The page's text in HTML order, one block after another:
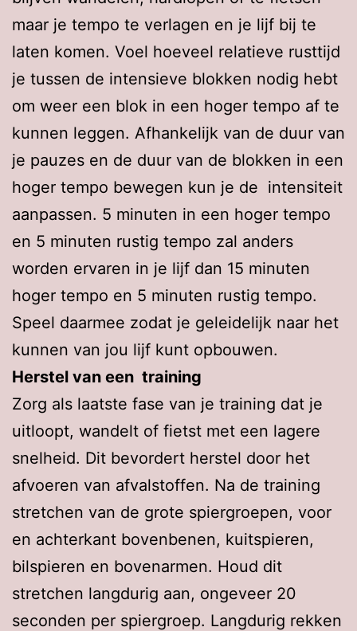
maar je tempo te verlagen en je lijf bij te
laten komen. Voel hoeveel relatieve rusttijd
je tussen de intensieve blokken nodig hebt
om weer een blok in een hoger tempo af te
kunnen leggen. Afhankelijk van de duur van
je pauzes en de duur van de blokken in een
hoger tempo bewegen kun je de intensiteit
aanpassen. 5 minuten in een hoger tempo
en 5 minuten rustig tempo zal anders
worden ervaren in je lijf dan 15 minuten
hoger tempo en 5 minuten rustig tempo.
Speel daarmee zodat je geleidelijk naar het
kunnen van jou lijf kunt opbouwen.
Herstel van een training
Zorg als laatste fase van je training dat je
uitloopt, wandelt of fietst met een lagere
snelheid. Dit bevordert herstel door het
afvoeren van afvalstoffen. Na de training
stretchen van de grote spiergroepen, voor
en achterkant bovenbenen, kuitspieren,
bilspieren en bovenarmen. Houd dit
stretchen langdurig aan, ongeveer 20
seconden per spiergroep. Langdurig rekken